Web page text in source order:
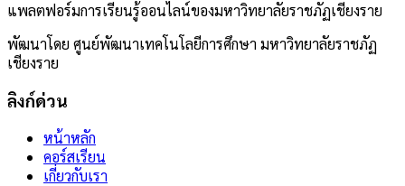
แพลตฟอร์มการเรียนรู้ออนไลน์ของมหาวิทยาลัยราชภัฏเชียงราย
พัฒนาโดย ศูนย์พัฒนาเทคโนโลยีการศึกษา มหาวิทยาลัยราชภัฏ
เชียงราย
ลิงก์ด่วน
หน้าหลัก
คอร์สเรียน
เกี่ยวกับเรา